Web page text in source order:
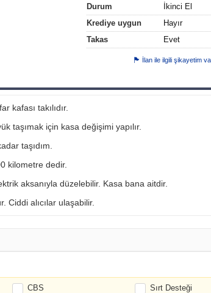
Durum
İkinci El
Krediye uygun
Hayır
Takas
Evet
İlan ile ilgili şikayetim
kafası takılıdır.
taşımak için kasa değişimi yapılır.
taşıdım.
kilometre dedir.
aksanıyla düzelebilir. Kasa bana aitdir.
Ciddi alıcılar ulaşabilir.
CBS
Sırt Desteği